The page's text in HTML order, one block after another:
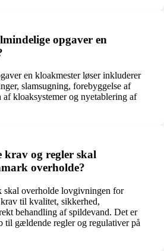
opgaver en
en kloakmester løser inkluderer
slamsugning, forebyggelse af
kloaksystemer og nyetablering af
krav og regler skal
overholde?
skal overholde lovgivningen for
til kvalitet, sikkerhed,
behandling af spildevand. Det er
til gældende regler og regulativer på